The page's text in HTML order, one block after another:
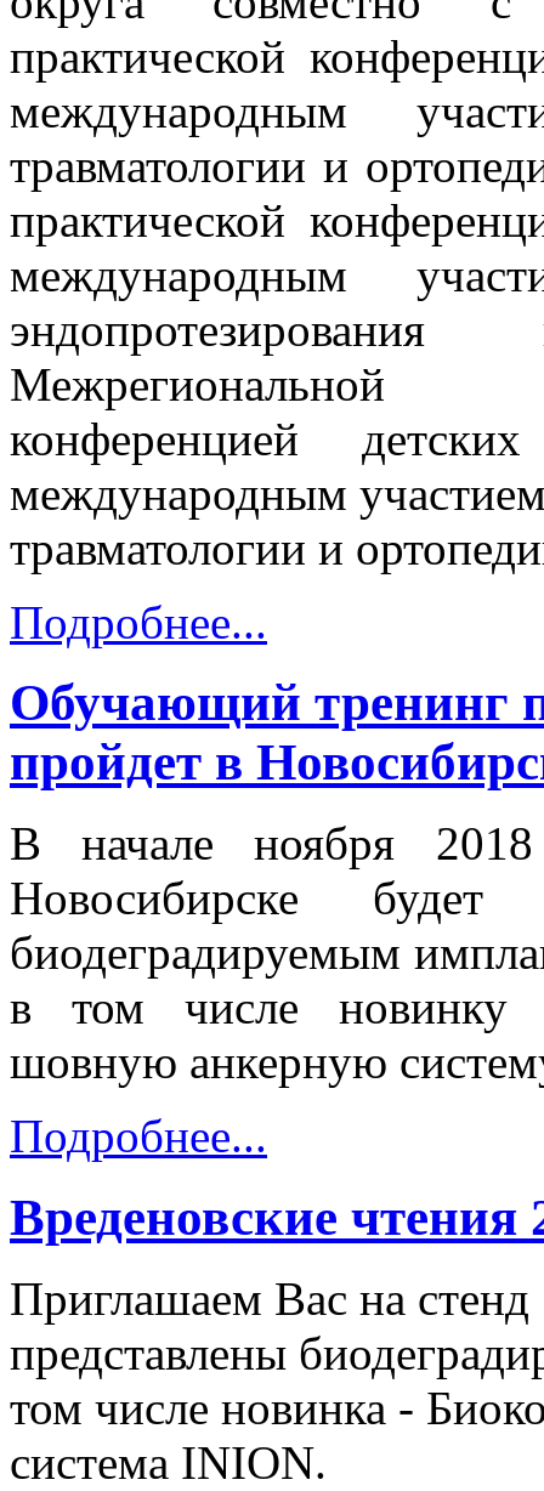
практической
международным
травматологии и
практической
международным
Межрегиональной
конференцией
международным
травматологии и
Подробнее...
Обучающий тренинг
пройдет в
В начале ноября
Новосибирске
биодеградируемым
в том числе новинку
шовную анкерную
Подробнее...
Вреденовские чтения
Приглашаем Вас на
представлены
том числе новинка -
система INION.